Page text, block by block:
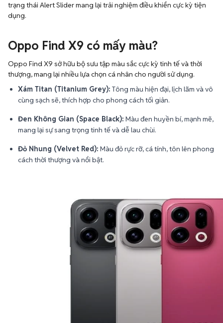
trạng thái Alert Slider mang lại trải nghiệm điều khiển cực kỳ tiện
dụng.
Oppo Find X9 có mấy màu?
Oppo Find X9 sở hữu bộ sưu tập màu sắc cực kỳ tinh tế và thời
thượng, mang lại nhiều lựa chọn cá nhân cho người sử dụng.
Xám Titan (Titanium Grey): Tông màu hiện đại, lịch lãm và vô
cùng sạch sẽ, thích hợp cho phong cách tối giản.
Đen Không Gian (Space Black): Màu đen huyền bí, mạnh mẽ,
mang lại sự sang trọng tinh tế và dễ lau chùi.
Đỏ Nhung (Velvet Red): Màu đỏ rực rỡ, cá tính, tôn lên phong
cách thời thượng và nổi bật.